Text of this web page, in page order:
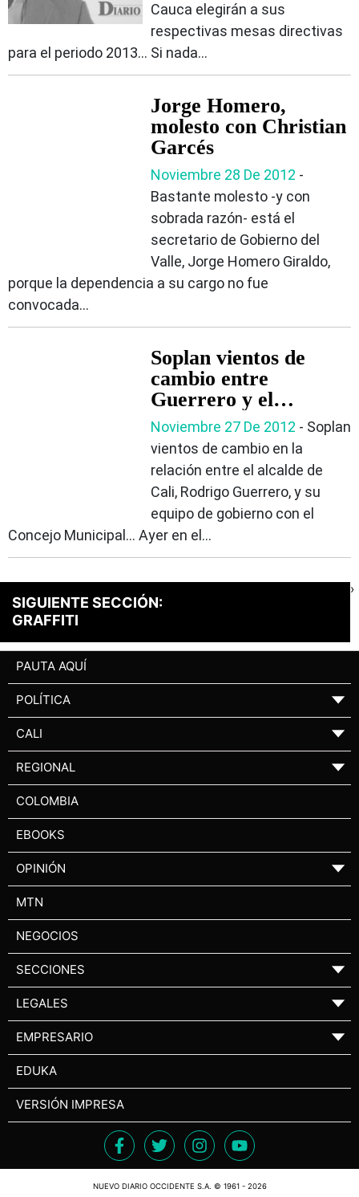
Cauca elegirán a sus
respectivas mesas directivas
para el periodo 2013… Si nada...
Jorge Homero,
molesto con Christian
Garcés
Noviembre 28 De 2012 -
Bastante molesto -y con
sobrada razón- está el
secretario de Gobierno del
Valle, Jorge Homero Giraldo,
porque la dependencia a su cargo no fue
convocada...
Soplan vientos de
cambio entre
Guerrero y el
Concejo
Noviembre 27 De 2012 - Soplan
vientos de cambio en la
relación entre el alcalde de
Cali, Rodrigo Guerrero, y su
equipo de gobierno con el
Concejo Municipal… Ayer en el...
SIGUIENTE SECCIÓN:
GRAFFITI
›
PAUTA AQUÍ
POLÍTICA ▼
CALI ▼
REGIONAL ▼
COLOMBIA
EBOOKS
OPINIÓN ▼
MTN
NEGOCIOS
SECCIONES ▼
LEGALES ▼
EMPRESARIO ▼
EDUKA
VERSIÓN IMPRESA
NUEVO DIARIO OCCIDENTE S.A. © 1961 - 2026